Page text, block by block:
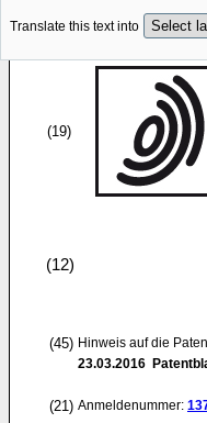
Translate this text into
(19)
(12)
(45) Hinweis auf die
23.03.2016
(21) Anmeldenummer: